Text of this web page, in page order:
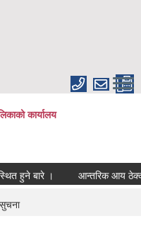
कार्यालय
हुने बारे । आन्तरिक आय ठेक्का